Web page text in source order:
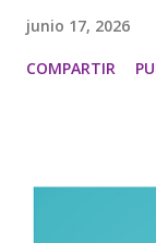
junio 17, 2026
COMPARTIR